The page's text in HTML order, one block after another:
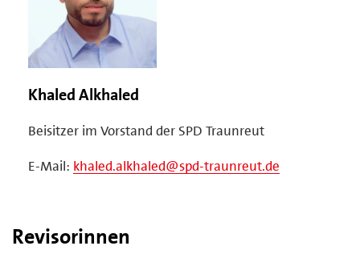
Khaled Alkhaled
Beisitzer im Vorstand der SPD Traunreut
E-Mail: khaled.alkhaled@spd-traunreut.de
Revisorinnen